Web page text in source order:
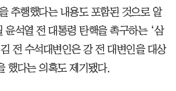
추행했다는 내용도 포함된 것으로 알
윤석열 전 대통령 탄핵을 촉구하는 ‘삼
전 수석대변인은 강 전 대변인을 대상
했다는 의혹도 제기됐다.